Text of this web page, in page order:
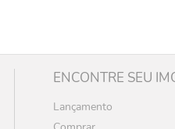
ENCONTRE SEU
Lançamento